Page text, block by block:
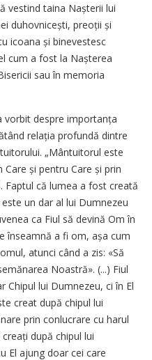
vestind taina Nașterii lui
duhovnicești, preoții și
icoana și binevestesc
cum a fost la Nașterea
sau în memoria
vorbit despre importanța
relația profundă dintre
„Mântuitorul este
Care și pentru Care și prin
Faptul că lumea a fost creată
un dar al lui Dumnezeu
ca Fiul să devină Om în
înseamnă a fi om, așa cum
atunci când a zis: «Să
Noastră». (...) Fiul
Chipul lui Dumnezeu, ci în El
creat după chipul lui
prin conlucrare cu harul
după chipul lui
El ajung doar cei care